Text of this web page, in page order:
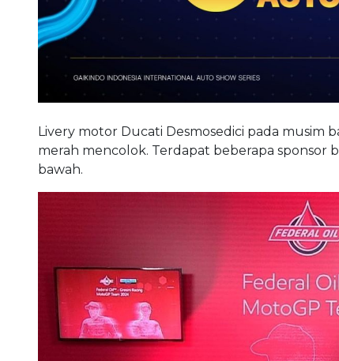
Livery motor Ducati Desmosedici pada musim
merah mencolok. Terdapat beberapa sponsor
bawah.